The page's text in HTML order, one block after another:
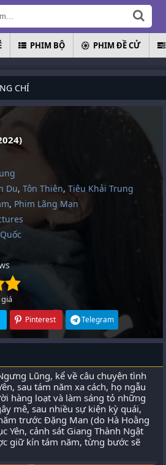
PHIM BỘ PHIM ĐỀ CỬ
CHÍ
Du, Tôn Thiên, Tiêu Khải Trung
, Phim Lãng Mạn
Pinterest Telegram
Lũng, kể về câu chuyện tình
sau tám năm xa cách, họ ngẫu
hàng loạt và làm sáng tỏ những
mê, sau nhiều sự kiện kỳ quái,
trước Đặng Man (do Hà Hoằng
Yên, cảnh sát Giang Thành Ngật
giữ kín tám năm, từng bước sẽ